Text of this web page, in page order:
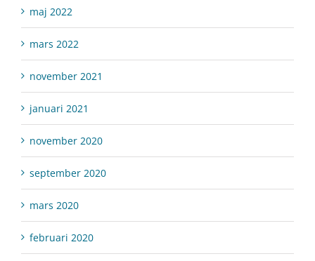
maj 2022
mars 2022
november 2021
januari 2021
november 2020
september 2020
mars 2020
februari 2020